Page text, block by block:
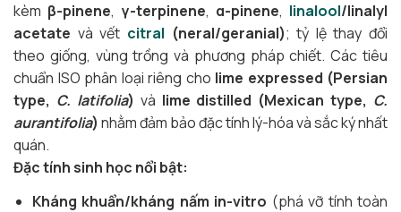
kèm β-pinene, γ-terpinene, α-pinene, linalool/linalyl
acetate và vết citral (neral/geranial); tỷ lệ thay đổi
theo giống, vùng trồng và phương pháp chiết. Các tiêu
chuẩn ISO phân loại riêng cho lime expressed (Persian
type, C. latifolia) và lime distilled (Mexican type, C.
aurantifolia) nhằm đảm bảo đặc tính lý-hóa và sắc ký nhất
quán.
Đặc tính sinh học nổi bật:
Kháng khuẩn/kháng nấm in-vitro (phá vỡ tính toàn